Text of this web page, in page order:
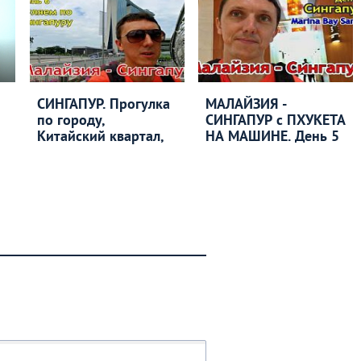
СИНГАПУР. Прогулка
по городу,
Китайский квартал,
МАЛАЙЗИЯ -
СИНГАПУР с ПХУКЕТА
НА МАШИНЕ. День 5